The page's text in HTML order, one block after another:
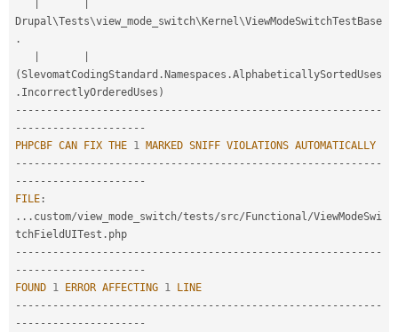
Drupal\Tests\view_mode_switch\Kernel \ViewModeSwitchTestBase
.
(SlevomatCodingStandard .Namespaces .AlphabeticallySortedUses
. IncorrectlyOrderedUses )
-- -- -- -- -- -- -- -- -- -- -- -- -- -- -- -- -- -- -- -- -- -- -- -- -- -- -- -- -- -
- -- -- -- -- -- -- -- -- -- --
PHPCBF CAN FIX THE 1 MARKED SNIFF VIOLATIONS AUTOMATICALLY
-- -- -- -- -- -- -- -- -- -- -- -- -- -- -- -- -- -- -- -- -- -- -- -- -- -- -- -- -- -
- -- -- -- -- -- -- -- -- -- --
FILE :
. . . custom/view_mode_switch/tests/src/Functional /ViewModeSwi
tchFieldUITest .
-- -- -- -- -- -- -- -- -- -- -- -- -- -- -- -- -- -- -- -- -- -- -- -- -- -- -- -- -- -
- -- -- -- -- -- -- -- -- -- --
FOUND 1 ERROR AFFECTING 1
LINE
-- -- -- -- -- -- -- -- -- -- -- -- -- -- -- -- -- -- -- -- -- -- -- -- -- -- -- -- -- -
- -- -- -- -- -- -- -- -- -- --